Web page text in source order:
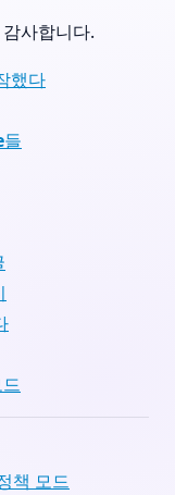
사합니다.
했다
책 모드